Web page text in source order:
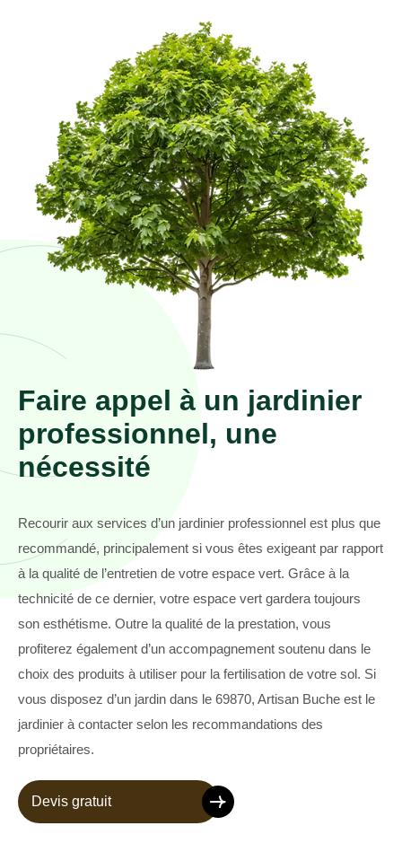
Faire appel à un jardinier
professionnel, une
nécessité
Recourir aux services d’un jardinier professionnel est plus que
recommandé, principalement si vous êtes exigeant par rapport
à la qualité de l’entretien de votre espace vert. Grâce à la
technicité de ce dernier, votre espace vert gardera toujours
son esthétisme. Outre la qualité de la prestation, vous
profiterez également d’un accompagnement soutenu dans le
choix des produits à utiliser pour la fertilisation de votre sol. Si
vous disposez d’un jardin dans le 69870, Artisan Buche est le
jardinier à contacter selon les recommandations des
propriétaires.
Devis gratuit